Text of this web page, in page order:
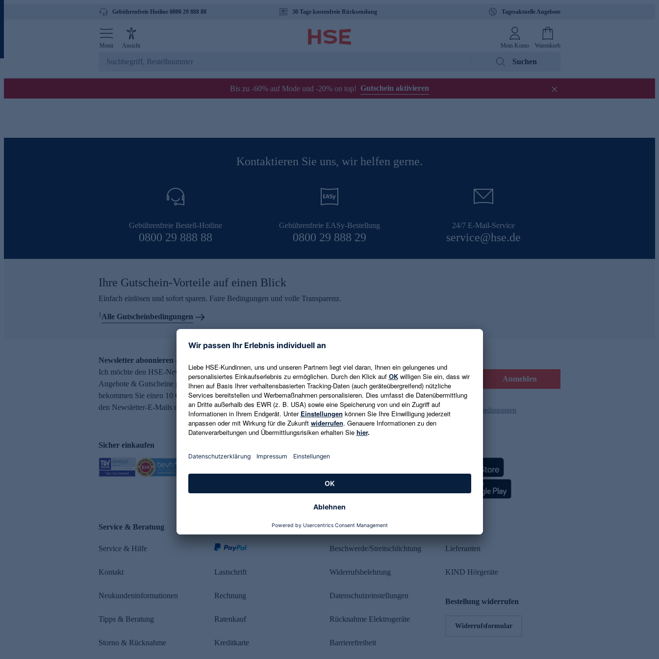
Gebührenfreie Hotline 0800 29 888 88 30 Tage kostenfreie Rücksendung Tagesaktuelle Angebote
Menü Ansicht Mein Konto Warenkorb
Suchen
Bis zu -60% auf Mode und -20% on top! Gutschein aktivieren
Kontaktieren Sie uns, wir helfen gerne.
Gebührenfreie Bestell-Hotline
0800 29 888 88
Gebührenfreie EASy-Bestellung
0800 29 888 29
24/7 E-Mail-Service
service@hse.de
Ihre Gutschein-Vorteile auf einen Blick
Einfach einlösen und sofort sparen. Faire Bedingungen und volle Transparenz.
1Alle Gutscheinbedingungen
Newsletter abonnieren – 10 € Gutschein erhalten
Ich möchte den HSE-Newsletter abonnieren und aktuelle Trends,
Angebote & Gutscheine per E-Mail erhalten. Als Dankeschön
bekommen Sie einen 10 € Gutschein. Eine Abmeldung ist jederzeit in
den Newsletter-E-Mails möglich.
E-Mail-Adresse eingeben Anmelden
Es gelten die Datenschutzrichtlinien und die Gutscheinbedingungen
Sicher einkaufen
Service & Beratung
Service & Hilfe
Kontakt
Neukundeninformationen
Tipps & Beratung
Storno & Rücknahme
Lastschrift
Rechnung
Ratenkauf
Kreditkarte
Rechtliches
Beschwerde/Streitschlichtung
Widerrufsbelehrung
Datenschutzeinstellungen
Rücknahme Elektrogeräte
Barrierefreiheit
Lieferanten
KIND Hörgeräte
Bestellung widerrufen
Widerrufsformular